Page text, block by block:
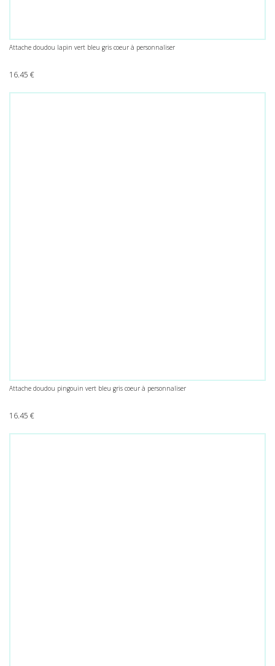
Attache doudou lapin vert bleu gris coeur à personnaliser
16.45 €
Attache doudou pingouin vert bleu gris coeur à personnaliser
16.45 €